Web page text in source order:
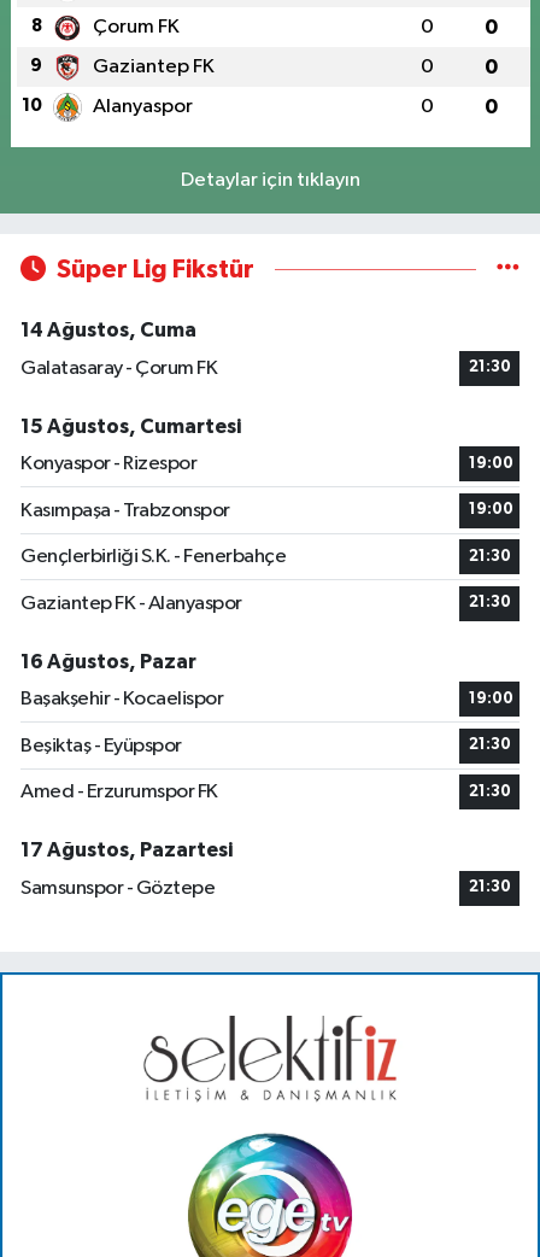
8 Çorum FK 0 0
9 Gaziantep FK 0 0
10 Alanyaspor 0 0
Detaylar için tıklayın
Süper Lig Fikstür
14 Ağustos, Cuma
Galatasaray - Çorum FK
21:30
15 Ağustos, Cumartesi
Konyaspor - Rizespor
19:00
Kasımpaşa - Trabzonspor 19:00
Gençlerbirliği S.K. - Fenerbahçe 21:30
Gaziantep FK - Alanyaspor 21:30
16 Ağustos, Pazar
Başakşehir - Kocaelispor
19:00
Beşiktaş - Eyüpspor 21:30
Amed - Erzurumspor FK 21:30
17 Ağustos, Pazartesi
Samsunspor - Göztepe
21:30